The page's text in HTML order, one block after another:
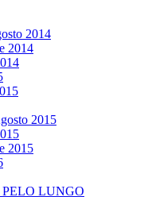
2014
2014
2015
2015
LUNGO